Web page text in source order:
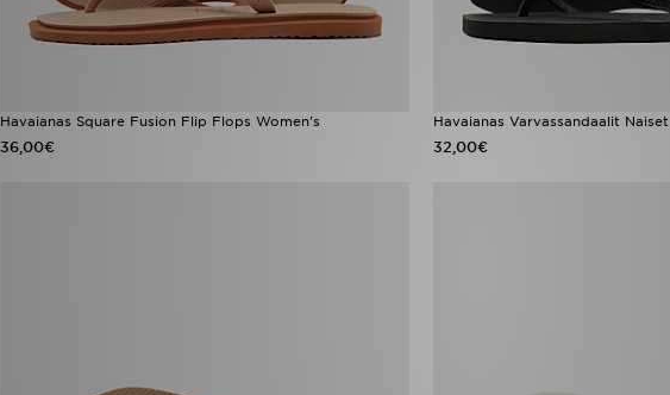
Havaianas Square Fusion Flip Flops Women's
36,00€
Havaianas Varvassandaalit Naiset
32,00€